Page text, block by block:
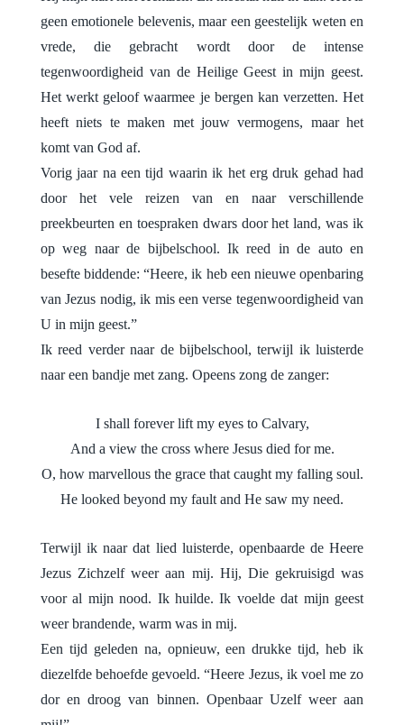
geen emotionele belevenis, maar een geestelijk weten en
vrede, die gebracht wordt door de intense
tegenwoordigheid van de Heilige Geest in mijn geest.
Het werkt geloof waarmee je bergen kan verzetten. Het
heeft niets te maken met jouw vermogens, maar het
komt van God af.
Vorig jaar na een tijd waarin ik het erg druk gehad had
door het vele reizen van en naar verschillende
preekbeurten en toespraken dwars door het land, was ik
op weg naar de bijbelschool. Ik reed in de auto en
besefte biddende: “Heere, ik heb een nieuwe openbaring
van Jezus nodig, ik mis een verse tegenwoordigheid van
U in mijn geest.”
Ik reed verder naar de bijbelschool, terwijl ik luisterde
naar een bandje met zang. Opeens zong de zanger:
I shall forever lift my eyes to Calvary,
And a view the cross where Jesus died for me.
O, how marvellous the grace that caught my falling soul.
He looked beyond my fault and He saw my need.
Terwijl ik naar dat lied luisterde, openbaarde de Heere
Jezus Zichzelf weer aan mij. Hij, Die gekruisigd was
voor al mijn nood. Ik huilde. Ik voelde dat mijn geest
weer brandende, warm was in mij.
Een tijd geleden na, opnieuw, een drukke tijd, heb ik
diezelfde behoefde gevoeld. “Heere Jezus, ik voel me zo
dor en droog van binnen. Openbaar Uzelf weer aan